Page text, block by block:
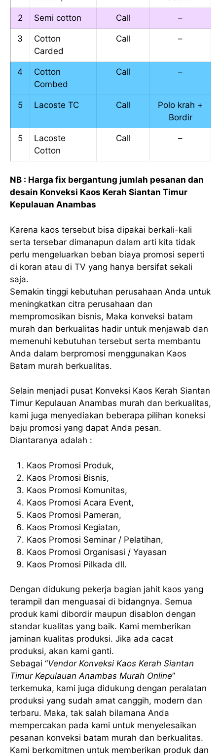
2 Semi cotton Call –
3
Cotton
Carded
Call –
4
Cotton
Combed
Call –
5 Lacoste TC Call
Polo krah +
Bordir
5
Lacoste
Cotton
Call –
NB : Harga fix bergantung jumlah pesanan dan
desain Konveksi Kaos Kerah Siantan Timur
Kepulauan Anambas
Karena kaos tersebut bisa dipakai berkali-kali
serta tersebar dimanapun dalam arti kita tidak
perlu mengeluarkan beban biaya promosi seperti
di koran atau di TV yang hanya bersifat sekali
saja.
Semakin tinggi kebutuhan perusahaan Anda untuk
meningkatkan citra perusahaan dan
mempromosikan bisnis, Maka konveksi batam
murah dan berkualitas hadir untuk menjawab dan
memenuhi kebutuhan tersebut serta membantu
Anda dalam berpromosi menggunakan Kaos
Batam murah berkualitas.
Selain menjadi pusat Konveksi Kaos Kerah Siantan
Timur Kepulauan Anambas murah dan berkualitas,
kami juga menyediakan beberapa pilihan koneksi
baju promosi yang dapat Anda pesan.
Diantaranya adalah :
Kaos Promosi Produk,
Kaos Promosi Bisnis,
Kaos Promosi Komunitas,
Kaos Promosi Acara Event,
Kaos Promosi Pameran,
Kaos Promosi Kegiatan,
Kaos Promosi Seminar / Pelatihan,
Kaos Promosi Organisasi / Yayasan
Kaos Promosi Pilkada dll.
Dengan didukung pekerja bagian jahit kaos yang
terampil dan menguasai di bidangnya. Semua
produk kami dibordir maupun disablon dengan
standar kualitas yang baik. Kami memberikan
jaminan kualitas produksi. Jika ada cacat
produksi, akan kami ganti.
Sebagai “Vendor Konveksi Kaos Kerah Siantan
Timur Kepulauan Anambas Murah Online”
terkemuka, kami juga didukung dengan peralatan
produksi yang sudah amat canggih, modern dan
terbaru. Maka, tak salah bilamana Anda
mempercakan pada kami untuk menyelesaikan
pesanan konveksi batam murah dan berkualitas.
Kami berkomitmen untuk memberikan produk dan